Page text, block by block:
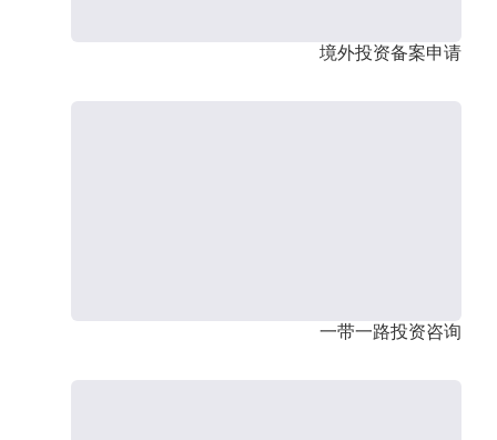
境外投资备案申请
一带一路投资咨询